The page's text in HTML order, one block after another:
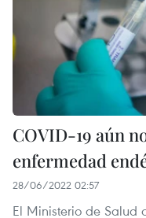
COVID-19 aún
enfermedad
28/06/2022 02:57
El Ministerio de Salud